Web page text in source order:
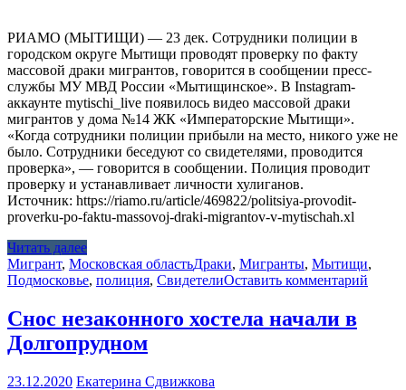
РИАМО (МЫТИЩИ) — 23 дек. Сотрудники полиции в
городском округе Мытищи проводят проверку по факту
массовой драки мигрантов, говорится в сообщении пресс-
службы МУ МВД России «Мытищинское». В Instagram-
аккаунте mytischi_live появилось видео массовой драки
мигрантов у дома №14 ЖК «Императорские Мытищи».
«Когда сотрудники полиции прибыли на место, никого уже не
было. Сотрудники беседуют со свидетелями, проводится
проверка», — говорится в сообщении. Полиция проводит
проверку и устанавливает личности хулиганов.
Источник: https://riamo.ru/article/469822/politsiya-provodit-
proverku-po-faktu-massovoj-draki-migrantov-v-mytischah.xl
Читать далее
Мигрант, Московская областьДраки, Мигранты, Мытищи,
Подмосковье, полиция, СвидетелиОставить комментарий
Снос незаконного хостела начали в
Долгопрудном
23.12.2020 Екатерина Сдвижкова